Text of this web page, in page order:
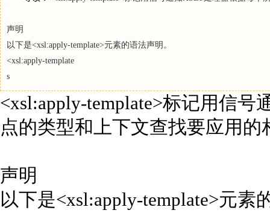
声明
以下是<xsl:apply-template>元素的语法声明。
<xsl:apply-template
s
<xsl:apply-template>标记用信
点的类型和上下文查找要应用的
声明
以下是<xsl:apply-template>元素